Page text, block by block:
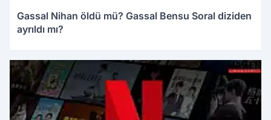
Gassal Nihan öldü mü? Gassal Bensu Soral diziden
ayrıldı mı?
15.04.2026 01:28